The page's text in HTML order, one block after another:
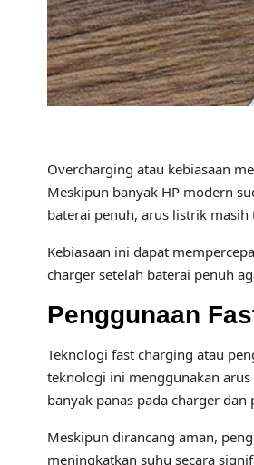
Overcharging atau kebiasaan
Meskipun banyak HP modern
baterai penuh, arus listrik
Kebiasaan ini dapat
charger setelah baterai penuh
Penggunaan
Teknologi fast charging atau
teknologi ini menggunakan
banyak panas pada charger dan
Meskipun dirancang aman,
meningkatkan suhu secara